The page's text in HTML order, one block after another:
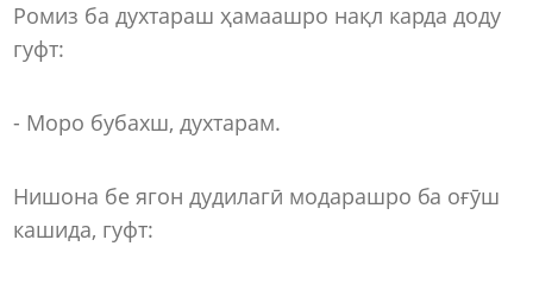
Ромиз ба духтараш ҳамаашро нақл карда доду
гуфт:
- Моро бубахш, духтарам.
Нишона бе ягон дудилагӣ модарашро ба оғӯш
кашида, гуфт: